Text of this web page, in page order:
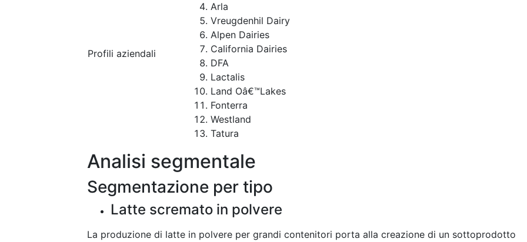
Profili aziendali
Arla
Vreugdenhil Dairy
Alpen Dairies
California Dairies
DFA
Lactalis
Land Oâ€™Lakes
Fonterra
Westland
Tatura
Analisi segmentale
Segmentazione per tipo
Latte scremato in polvere
La produzione di latte in polvere per grandi contenitori porta alla creazione di un sottoprodotto